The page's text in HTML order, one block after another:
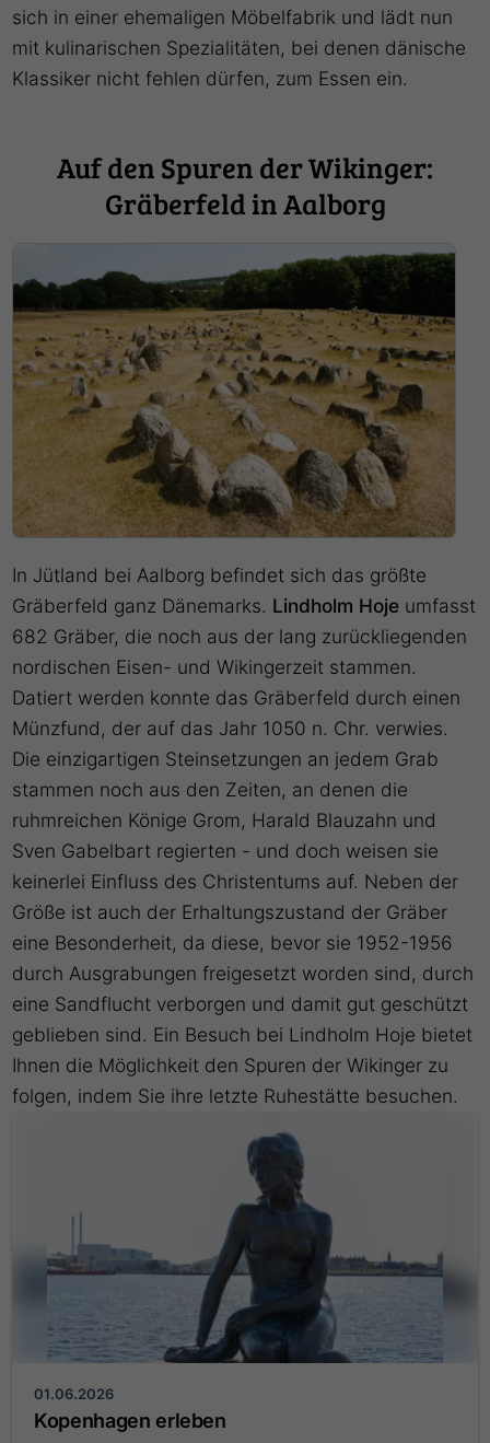
sich in einer ehemaligen Möbelfabrik und lädt nun
mit kulinarischen Spezialitäten, bei denen dänische
Klassiker nicht fehlen dürfen, zum Essen ein.
Auf den Spuren der Wikinger:
Gräberfeld in Aalborg
In Jütland bei Aalborg befindet sich das größte
Gräberfeld ganz Dänemarks. Lindholm Hoje umfasst
682 Gräber, die noch aus der lang zurückliegenden
nordischen Eisen- und Wikingerzeit stammen.
Datiert werden konnte das Gräberfeld durch einen
Münzfund, der auf das Jahr 1050 n. Chr. verwies.
Die einzigartigen Steinsetzungen an jedem Grab
stammen noch aus den Zeiten, an denen die
ruhmreichen Könige Grom, Harald Blauzahn und
Sven Gabelbart regierten - und doch weisen sie
keinerlei Einfluss des Christentums auf. Neben der
Größe ist auch der Erhaltungszustand der Gräber
eine Besonderheit, da diese, bevor sie 1952-1956
durch Ausgrabungen freigesetzt worden sind, durch
eine Sandflucht verborgen und damit gut geschützt
geblieben sind. Ein Besuch bei Lindholm Hoje bietet
Ihnen die Möglichkeit den Spuren der Wikinger zu
folgen, indem Sie ihre letzte Ruhestätte besuchen.
01.06.2026
Kopenhagen erleben